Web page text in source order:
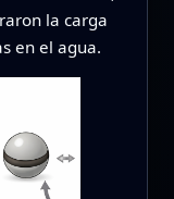
la carga
en el agua.